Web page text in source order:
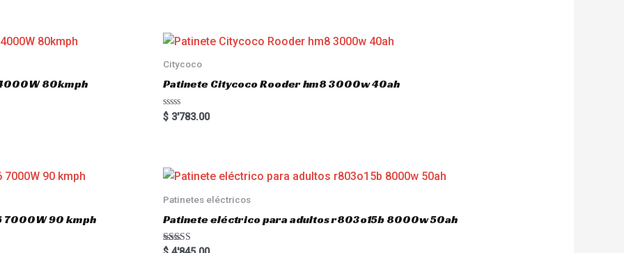
80kmph
Citycoco
Patinete Citycoco Rooder hm8 3000w 40ah
R
a
o
u
o
f
5
$ 3'783.00
7000W 90 kmph
Patinetes eléctricos
Patinete eléctrico para adultos r803o15b 8000w 50ah
Rated